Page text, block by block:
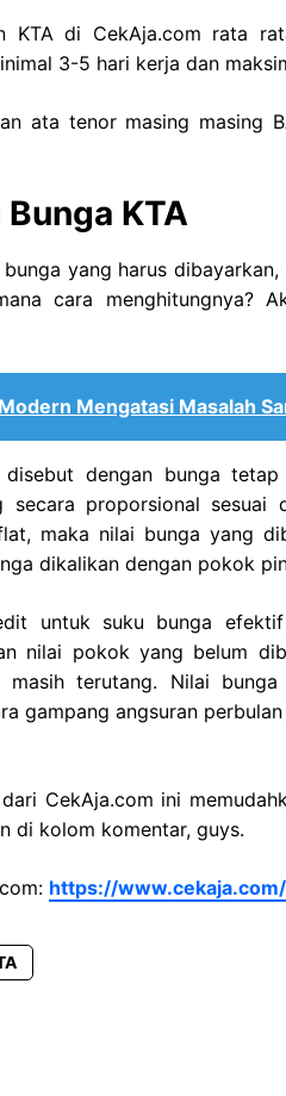
KTA di CekAja.com rata
3-5 hari kerja dan
ata tenor masing masing
KTA
yang harus
cara menghitungnya?
Mengatasi Masalah
dengan bunga
secara proporsional
maka nilai bunga yang
dikalikan dengan pokok
untuk suku bunga
nilai pokok yang belum
masih terutang. Nilai
gampang angsuran
CekAja.com ini
di kolom komentar, guys.
https://